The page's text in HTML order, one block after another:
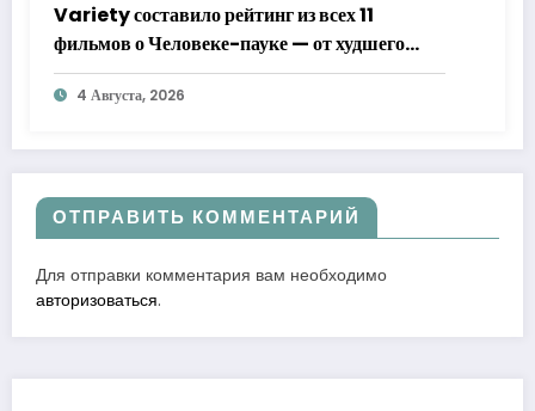
Variety составило рейтинг из всех 11
фильмов о Человеке-пауке — от худшего
к лучшему
4 Августа, 2026
ОТПРАВИТЬ КОММЕНТАРИЙ
Для отправки комментария вам необходимо
авторизоваться.